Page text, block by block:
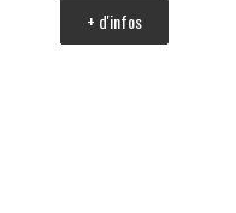
+ d'infos